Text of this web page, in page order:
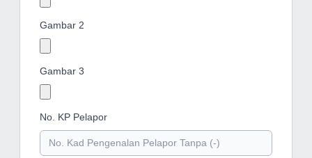
Gambar 2
Gambar 3
No. KP Pelapor